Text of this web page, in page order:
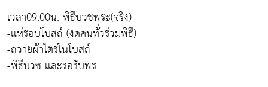
เวลา09.00น. พิธีบวชพระ(จริง)
-เเห่รอบโบสถ์ (งดคนทั่วร่วมพิธี)
-ถวายผ้าไตรในโบสถ์
-พิธีบวช เเละรอรับพร